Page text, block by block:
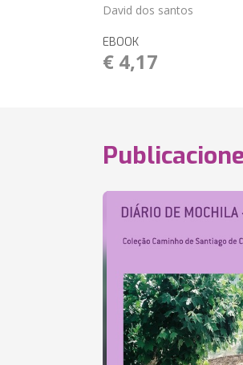
David dos santos
EBOOK
€ 4,17